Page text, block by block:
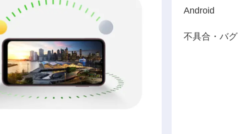
Android
不具合・バグ